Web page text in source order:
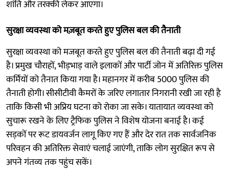
शांति और तरक्की लेकर आएगा।
सुरक्षा व्यवस्था को मज़बूत करते हुए पुलिस बल की तैनाती
सुरक्षा व्यवस्था को मजबूत करते हुए पुलिस बल की तैनाती बढ़ा दी गई
है। प्रमुख चौराहों, भीड़भाड़ वाले इलाकों और पार्टी जोन में अतिरिक्त पुलिस
कर्मियों को तैनात किया गया है। महानगर में करीब 5000 पुलिस की
तैनाती होगी। सीसीटीवी कैमरों के जरिए लगातार निगरानी रखी जा रही है
ताकि किसी भी अप्रिय घटना को रोका जा सके। यातायात व्यवस्था को
सुचारू रखने के लिए ट्रैफिक पुलिस ने विशेष योजना बनाई है। कई
सड़कों पर रूट डायवर्जन लागू किए गए हैं और देर रात तक सार्वजनिक
परिवहन की अतिरिक्त सेवाएं चलाई जाएंगी, ताकि लोग सुरक्षित रूप से
अपने गंतव्य तक पहुंच सकें।